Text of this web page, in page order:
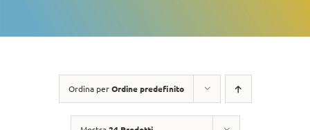
Ordina perOrdine predefinito